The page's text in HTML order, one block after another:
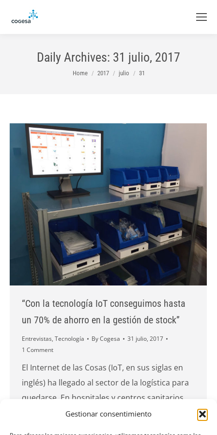
Gestionar consentimiento
Daily Archives: 31 julio, 2017
You are here:
Home 2017 julio 31
“Con la tecnología IoT conseguimos hasta
un 70% de ahorro en la gestión de stock”
Entrevistas, Tecnología ByCogesa
31 julio, 2017
1 Comment
El Internet de las Cosas (IoT, en sus siglas en
inglés) ha llegado al sector de la logística para
quedarse. En hospitales y centros sanitarios
son múltiples las ventajas que puede aportar